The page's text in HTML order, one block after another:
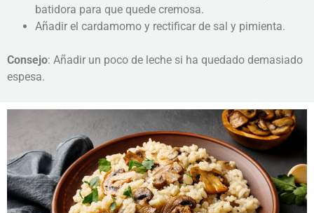
batidora para que quede cremosa.
Añadir el cardamomo y rectificar de sal y pimienta.
Consejo: Añadir un poco de leche si ha quedado demasiado
espesa.